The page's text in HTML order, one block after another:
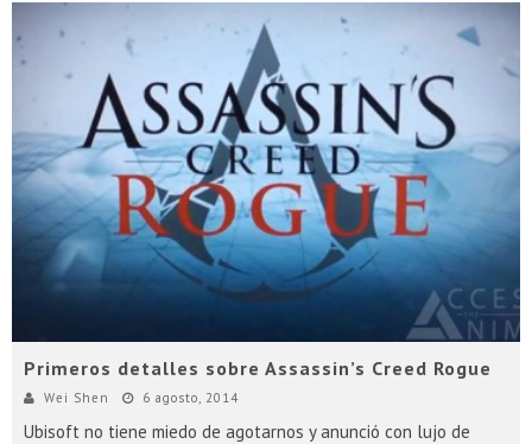
Primeros detalles sobre Assassin’s Creed Rogue
Wei Shen 6 agosto, 2014
Ubisoft no tiene miedo de agotarnos y anunció con lujo de